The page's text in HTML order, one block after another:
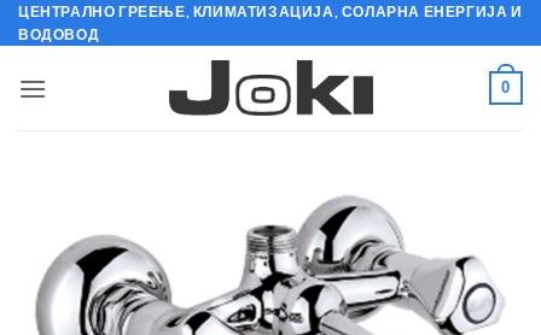
Skip
to
ЦЕНТРАЛНО ГРЕЕЊЕ, КЛИМАТИЗАЦИЈА, СОЛАРНА ЕНЕРГИЈА И
ВОДОВОД
0